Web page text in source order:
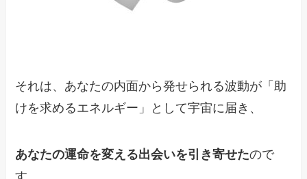
それは、あなたの内面から発せられる波動が「助
けを求めるエネルギー」として宇宙に届き、
あなたの運命を変える出会いを引き寄せたので
す。